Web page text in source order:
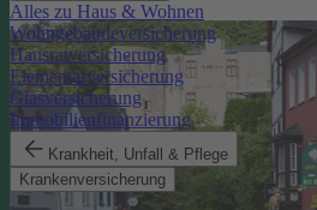
Alles zu Haus & Wohnen
Wohngebäudeversicherung
Hausratversicherung
Elementarversicherung
Glasversicherung
Immobilienfinanzierung
Krankheit, Unfall & Pflege
Krankenversicherung